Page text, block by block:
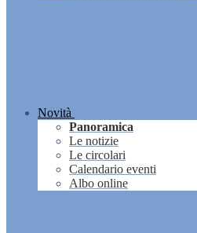
Novità
Panoramica
Le notizie
Le circolari
Calendario eventi
Albo online